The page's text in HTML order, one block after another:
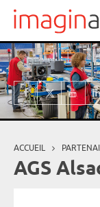
Aller au contenu
Vous êtes ici
ACCUEIL
AGS
Panneau de gestion